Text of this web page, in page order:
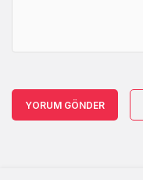
YORUM GÖNDER